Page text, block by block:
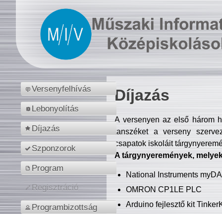
Versenyfelhívás
Lebonyolítás
Díjazás
Szponzorok
Program
Regisztráció
Programbizottság
Díjazás
A versenyen az első három
tanszéket a verseny
csapatok iskoláit
A tárgynyeremények,
National Instruments
OMRON CP1LE PLC
Arduino fejlesztő kit